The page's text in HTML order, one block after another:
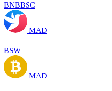
BNBBSC
MAD
BSW
MAD